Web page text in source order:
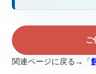
ご
関連ページに戻る→「